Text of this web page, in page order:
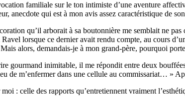
familiale sur le ton intimiste d’une aventure
anecdote qui est à mon avis assez caractéristique de
qu’il arborait à sa boutonnière me semblait ne
lorsque ce dernier avait rendu compte, au cours
alors, demandais-je à mon grand-père, pourquoi
gourmand inimitable, il me répondit entre deux
de m’enfermer dans une cellule au commissariat… »
: celle des rapports qu’entretiennent vraiment